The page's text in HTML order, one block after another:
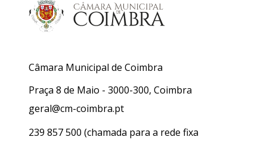
Câmara Municipal de Coimbra
Praça 8 de Maio - 3000-300, Coimbra
geral@cm-coimbra.pt
239 857 500 (chamada para a rede fixa